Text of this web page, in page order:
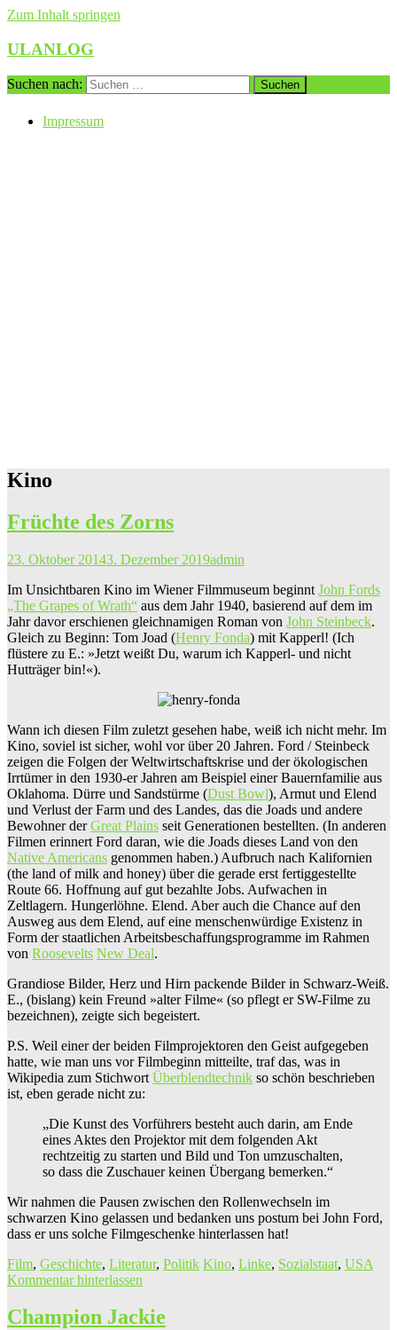
Zum Inhalt springen
ULANLOG
Suchen nach:
Impressum
Kino
Früchte des Zorns
23. Oktober 20143. Dezember 2019admin
Im Unsichtbaren Kino im Wiener Filmmuseum beginnt John Fords
„The Grapes of Wrath“ aus dem Jahr 1940, basierend auf dem im
Jahr davor erschienen gleichnamigen Roman von John Steinbeck.
Gleich zu Beginn: Tom Joad (Henry Fonda) mit Kapperl! (Ich
flüstere zu E.: »Jetzt weißt Du, warum ich Kapperl- und nicht
Hutträger bin!«).
Wann ich diesen Film zuletzt gesehen habe, weiß ich nicht mehr. Im
Kino, soviel ist sicher, wohl vor über 20 Jahren. Ford / Steinbeck
zeigen die Folgen der Weltwirtschaftskrise und der ökologischen
Irrtümer in den 1930-er Jahren am Beispiel einer Bauernfamilie aus
Oklahoma. Dürre und Sandstürme (Dust Bowl), Armut und Elend
und Verlust der Farm und des Landes, das die Joads und andere
Bewohner derGreat Plains seit Generationen bestellten. (In anderen
Filmen erinnert Ford daran, wie die Joads dieses Land von den
Native Americans genommen haben.) Aufbruch nach Kalifornien
(the land of milk and honey) über die gerade erst fertiggestellte
Route 66. Hoffnung auf gut bezahlte Jobs. Aufwachen in
Zeltlagern. Hungerlöhne. Elend. Aber auch die Chance auf den
Ausweg aus dem Elend, auf eine menschenwürdige Existenz in
Form der staatlichen Arbeitsbeschaffungsprogramme im Rahmen
von Roosevelts New Deal.
Grandiose Bilder, Herz und Hirn packende Bilder in Schwarz-Weiß.
E., (bislang) kein Freund »alter Filme« (so pflegt er SW-Filme zu
bezeichnen), zeigte sich begeistert.
P.S. Weil einer der beiden Filmprojektoren den Geist aufgegeben
hatte, wie man uns vor Filmbeginn mitteilte, traf das, was in
Wikipedia zum Stichwort Überblendtechnik so schön beschrieben
ist, eben gerade nicht zu:
„Die Kunst des Vorführers besteht auch darin, am Ende
eines Aktes den Projektor mit dem folgenden Akt
rechtzeitig zu starten und Bild und Ton umzuschalten,
so dass die Zuschauer keinen Übergang bemerken.“
Wir nahmen die Pausen zwischen den Rollenwechseln im
schwarzen Kino gelassen und bedanken uns postum bei John Ford,
dass er uns solche Filmgeschenke hinterlassen hat!
Film, Geschichte, Literatur, Politik Kino, Linke, Sozialstaat, USA
Kommentar hinterlassen
Champion Jackie